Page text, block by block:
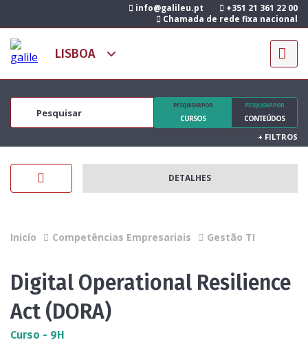
info@galileu.pt
+351 21 361 22 00
Chamada de rede fixa nacional
PESQUISAR POR
CURSOS
PESQUISAR POR
CONTEÚDOS
+ FILTROS
DETALHES
Inicío Competências Empresariais Gestão TI
Digital Operational Resilience
Act (DORA)
Curso - 9H